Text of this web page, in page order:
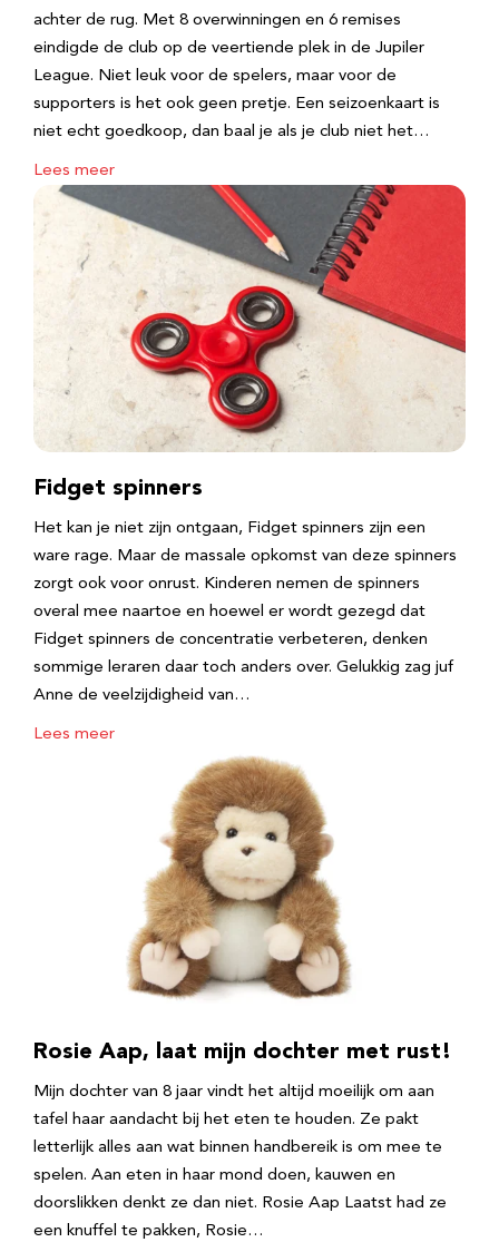
achter de rug. Met 8 overwinningen en 6 remises
eindigde de club op de veertiende plek in de Jupiler
League. Niet leuk voor de spelers, maar voor de
supporters is het ook geen pretje. Een seizoenkaart is
niet echt goedkoop, dan baal je als je club niet het…
Lees meer
Fidget spinners
Het kan je niet zijn ontgaan, Fidget spinners zijn een
ware rage. Maar de massale opkomst van deze spinners
zorgt ook voor onrust. Kinderen nemen de spinners
overal mee naartoe en hoewel er wordt gezegd dat
Fidget spinners de concentratie verbeteren, denken
sommige leraren daar toch anders over. Gelukkig zag juf
Anne de veelzijdigheid van…
Lees meer
Rosie Aap, laat mijn dochter met rust!
Mijn dochter van 8 jaar vindt het altijd moeilijk om aan
tafel haar aandacht bij het eten te houden. Ze pakt
letterlijk alles aan wat binnen handbereik is om mee te
spelen. Aan eten in haar mond doen, kauwen en
doorslikken denkt ze dan niet. Rosie Aap Laatst had ze
een knuffel te pakken, Rosie…